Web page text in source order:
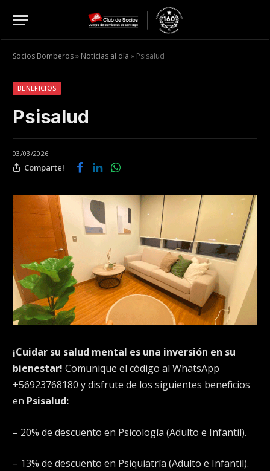
Socios Bomberos» Noticias al día » Psisalud
BENEFICIOS
Psisalud
03/03/2026
Comparte!
¡Cuidar su salud mental es una inversión en su
bienestar! Comunique el código al WhatsApp
+56923768180 y disfrute de los siguientes beneficios
en Psisalud:
– 20% de descuento en Psicología (Adulto e Infantil).
– 13% de descuento en Psiquiatría (Adulto e Infantil).